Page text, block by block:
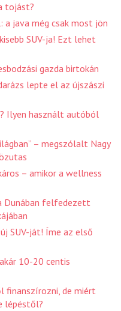
tojást?
a java még csak most jön
SUV-ja! Ezt lehet
gazda birtokán
lepte el az újszászi
Ilyen használt autóból
– megszólalt Nagy
– amikor a wellness
Dunában felfedezett
SUV-ját! Íme az első
10-20 centis
finanszírozni, de miért
lépéstől?